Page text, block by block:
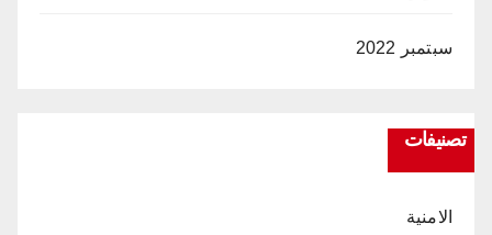
سبتمبر 2022
تصنيفات
الامنية